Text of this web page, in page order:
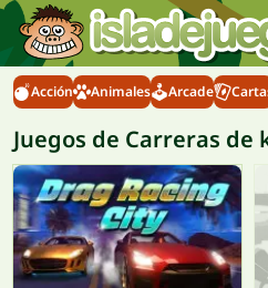
Acción Animales Arcade
Juegos de Carreras de